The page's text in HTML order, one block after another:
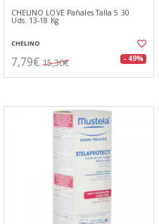
CHELINO LOVE Pañales Talla 5 30
Uds. 13-18 Kg
CHELINO
7,79€ 15,30€ - 49%